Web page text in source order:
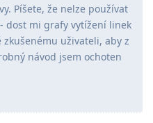
Píšete, že nelze používat
dost mi grafy vytížení linek
uživateli, aby z
návod jsem ochoten